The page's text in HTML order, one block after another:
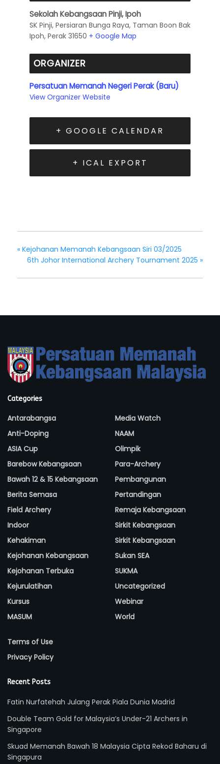
Sekolah Kebangsaan Pinji, Ipoh
SK Pinji, Persiaran Bunga Raya, Taman Boon Bak
Ipoh, Perak 31650 + Google Map
ORGANIZER
Persatuan Memanah Negeri Perak (Baru)
View Organizer Website
+ GOOGLE CALENDAR
+ ICAL EXPORT
« Kejohanan Memanah Kebangsaan Siri 03/2025
6th Johor International Archery Tournament 2025 »
Categories
Antarabangsa
Anti-Doping
ASIA Cup
Barebow Kebangsaan
Bawah 12 & 15 Kebangsaan
Berita Semasa
Field Archery
Indoor
Kehakiman
Kejohanan Kebangsaan
Kejohanan Terbuka
Kejurulatihan
Kursus
MASUM
Media Watch
NAAM
Olimpik
Para-Archery
Pembangunan
Pertandingan
Remaja Kebangsaan
Sirkit Kebangsaan
Sirkit Kebangsaan
Sukan SEA
SUKMA
Uncategorized
Webinar
World
Terms of Use
Privacy Policy
Recent Posts
Fatin Nurfatehah Julang Perak Piala Dunia Madrid
Double Team Gold for Malaysia’s Under-21 Archers in
Singapore
Skuad Memanah Bawah 18 Malaysia Cipta Rekod Baharu di
Singapura